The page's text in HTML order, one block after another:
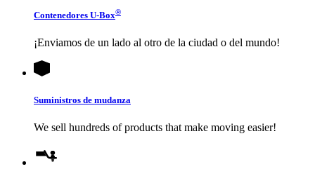
Contenedores U-Box®
¡Enviamos de un lado al otro de la ciudad o del mundo!
Suministros de mudanza
We sell hundreds of products that make moving easier!